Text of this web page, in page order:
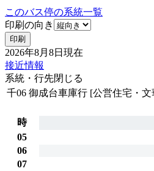
このバス停の系統一覧
印刷の向き
印刷
2026年8月8日 現在
接近情報
系統・行先閉じる
千06 御成台車庫行 [公営住宅・
時
05
06
07